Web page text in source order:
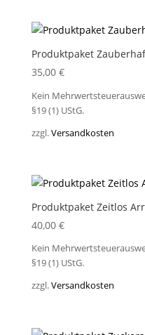
Produktpaket
35,00 €
Kein
§19 (1) UStG.
zzgl.Versandkosten
Produktpaket Zeitlos
40,00 €
Kein
§19 (1) UStG.
zzgl.Versandkosten